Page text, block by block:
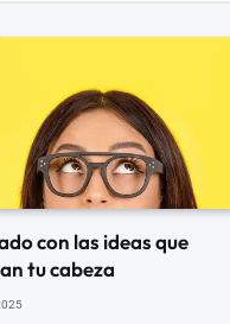
con las ideas que
tu cabeza